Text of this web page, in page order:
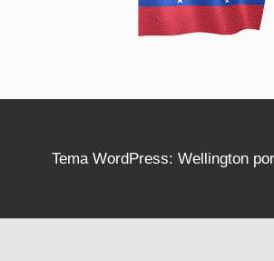
Tema WordPress: Wellington